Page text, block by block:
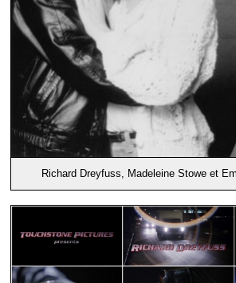
Richard Dreyfuss, Madeleine Stowe et